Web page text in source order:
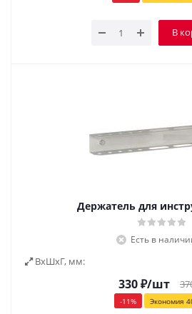
В
Держатель для
Есть в
ВxШxГ, мм:
330₽/шт
-11% Экономия